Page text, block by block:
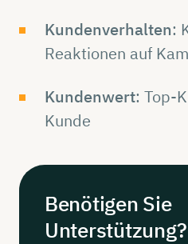
Kundenverhalten:
Reaktionen auf
Kundenwert: Top-
Kunde
Benötigen Sie
Unterstützung?